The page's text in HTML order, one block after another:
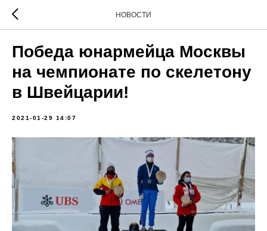
НОВОСТИ
Победа юнармейца Москвы
на чемпионате по скелетону
в Швейцарии!
2021-01-29 14:07